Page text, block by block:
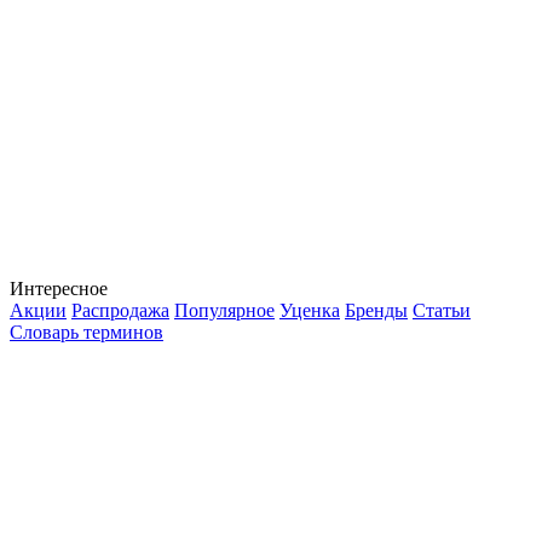
Интересное
Акции Распродажа Популярное Уценка Бренды Статьи
Словарь терминов